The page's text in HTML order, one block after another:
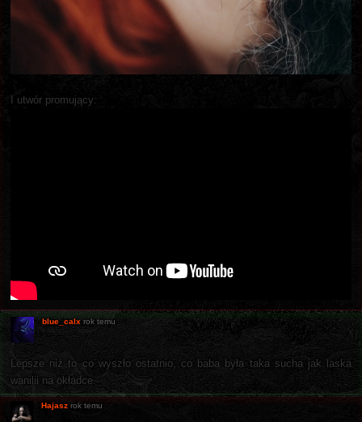
I utwór promujący:
blue_calx rok temu
Lepsze niż to co wyszło ostatnio, co baba była taka sucha jak laska
wanilii na okładce.
Hajasz rok temu